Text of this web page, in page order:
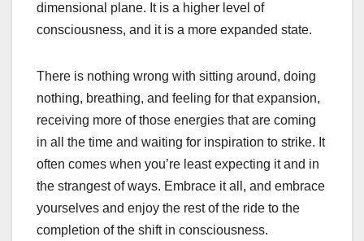
dimensional plane. It is a higher level of
consciousness, and it is a more expanded state.
There is nothing wrong with sitting around, doing
nothing, breathing, and feeling for that expansion,
receiving more of those energies that are coming
in all the time and waiting for inspiration to strike. It
often comes when you’re least expecting it and in
the strangest of ways. Embrace it all, and embrace
yourselves and enjoy the rest of the ride to the
completion of the shift in consciousness.